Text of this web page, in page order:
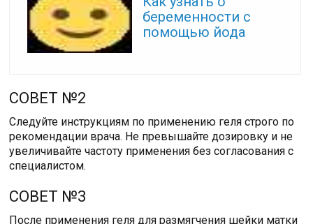
беременности с
помощью йода
СОВЕТ №2
Следуйте инструкциям по применению геля строго по
рекомендации врача. Не превышайте дозировку и не
увеличивайте частоту применения без согласования с
специалистом.
СОВЕТ №3
После применения геля для размягчения шейки матки